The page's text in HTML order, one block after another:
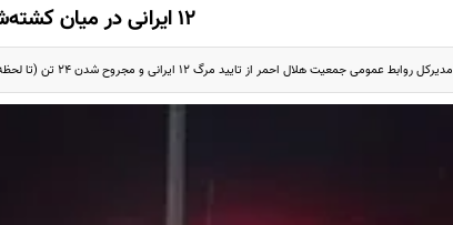
12 ایرانی در میان کشته‌شدگان رمی جمرات
مدیرکل روابط عمومی جمعیت هلال احمر از تایید مرگ 12 ایرانی و مجروح شدن 24 تن (تا لحظه مخابره این خبر) در حادثه امروز رمی جمرات خبر داد.